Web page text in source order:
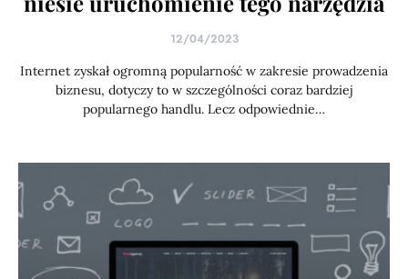
12/04/2023
Internet zyskał ogromną popularność w zakresie prowadzenia
biznesu, dotyczy to w szczególności coraz bardziej
popularnego handlu. Lecz odpowiednie…